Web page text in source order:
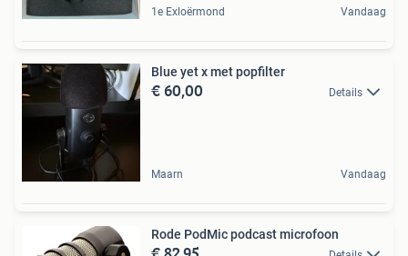
1e Exloërmond Vandaag
Blue yet x met popfilter
€ 60,00 Details
Maarn Vandaag
Rode PodMic podcast microfoon